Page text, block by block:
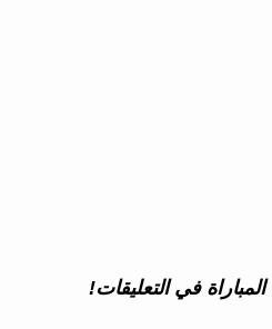
في التعليقات!